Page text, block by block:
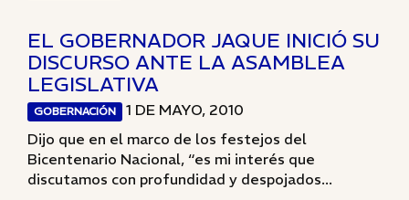
EL GOBERNADOR JAQUE INICIÓ SU
DISCURSO ANTE LA ASAMBLEA
LEGISLATIVA
GOBERNACIÓN
1 DE MAYO, 2010
Dijo que en el marco de los festejos del
Bicentenario Nacional, “es mi interés que
discutamos con profundidad y despojados...